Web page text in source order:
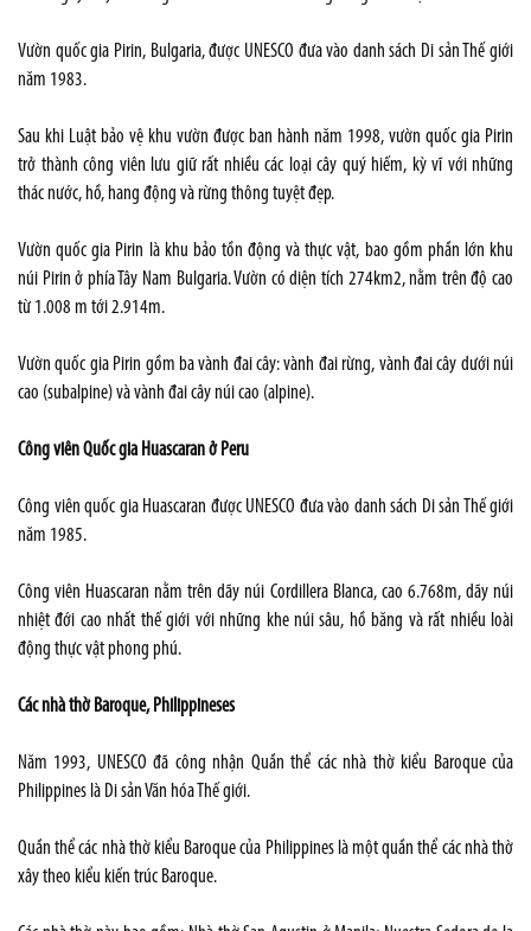
Vườn quốc gia Pirin, Bulgaria, được UNESCO đưa vào danh sách Di sản Thế giới
năm 1983.
Sau khi Luật bảo vệ khu vườn được ban hành năm 1998, vườn quốc gia Pirin
trở thành công viên lưu giữ rất nhiều các loại cây quý hiếm, kỳ vĩ với những
thác nước, hồ, hang động và rừng thông tuyệt đẹp.
Vườn quốc gia Pirin là khu bảo tồn động và thực vật, bao gồm phần lớn khu
núi Pirin ở phía Tây Nam Bulgaria. Vườn có diện tích 274km2, nằm trên độ cao
từ 1.008 m tới 2.914m.
Vườn quốc gia Pirin gồm ba vành đai cây: vành đai rừng, vành đai cây dưới núi
cao (subalpine) và vành đai cây núi cao (alpine).
Công viên Quốc gia Huascaran ở Peru
Công viên quốc gia Huascaran được UNESCO đưa vào danh sách Di sản Thế giới
năm 1985.
Công viên Huascaran nằm trên dãy núi Cordillera Blanca, cao 6.768m, dãy núi
nhiệt đới cao nhất thế giới với những khe núi sâu, hồ băng và rất nhiều loài
động thực vật phong phú.
Các nhà thờ Baroque, Philippineses
Năm 1993, UNESCO đã công nhận Quần thể các nhà thờ kiểu Baroque của
Philippines là Di sản Văn hóa Thế giới.
Quần thể các nhà thờ kiểu Baroque của Philippines là một quần thể các nhà thờ
xây theo kiểu kiến trúc Baroque.